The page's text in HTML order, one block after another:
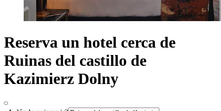
Reserva un hotel cerca de
Ruinas del castillo de
Kazimierz Dolny